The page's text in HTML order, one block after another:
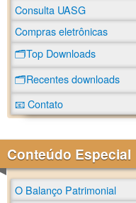
Consulta UASG
Compras eletrônicas
🗂️Top Downloads
🗂️Recentes downloads
📧 Contato
Conteúdo Especial
O Balanço Patrimonial